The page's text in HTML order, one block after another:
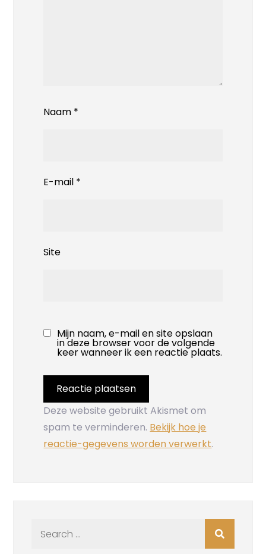
Naam *
E-mail *
Site
Mijn naam, e-mail en site opslaan
in deze browser voor de volgende
keer wanneer ik een reactie plaats.
Deze website gebruikt Akismet om
spam te verminderen. Bekijk hoe je
reactie-gegevens worden verwerkt.